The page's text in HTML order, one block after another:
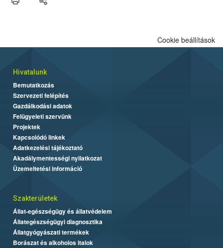
felhasználók számára is elérhető és ökológiai termesztésben is
Cookie beállítások
Hivatalunk
Bemutatkozás
Szervezeti felépítés
Gazdálkodási adatok
Felügyeleti szervünk
Projektek
Kapcsolódó linkek
Adatkezelési tájékoztató
Akadálymentességi nyilatkozat
Üzemeltetési információ
Szakterületek
Állat-egészségügy és állatvédelem
Állategészségügyi diagnosztika
Állatgyógyászati termékek
Borászat és alkoholos italok